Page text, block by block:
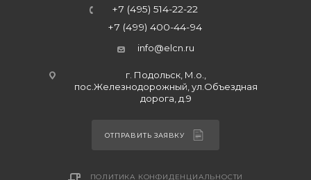
+7 (495) 514-22-22
+7 (499) 400-44-94
info@elcn.ru
г. Подольск, М.о.,
пос.Железнодорожный, ул.Объездная
дорога, д.9
ОТПРАВИТЬ ЗАЯВКУ
ПОЛИТИКА КОНФИДЕНЦИАЛЬНОСТИ